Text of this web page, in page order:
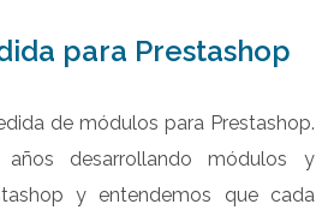
para Prestashop
de módulos para Prestashop.
desarrollando módulos y
y entendemos que cada